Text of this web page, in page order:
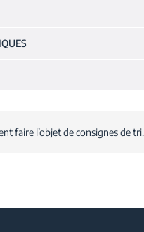
faire l’objet de consignes de tri.